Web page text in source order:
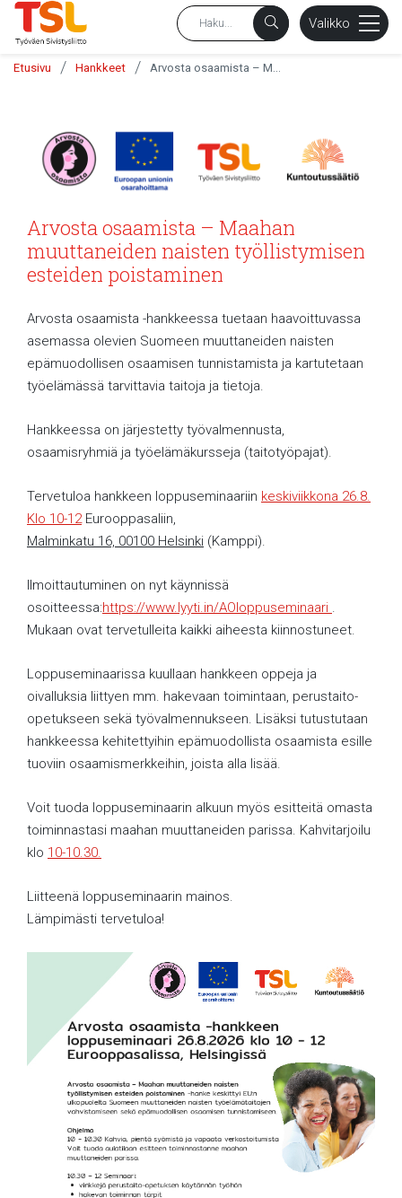
Valikko
Etusivu / Hankkeet /
Arvosta osaamista – Maahan
muuttaneiden naisten työllistymisen
esteiden poistaminen
Arvosta osaamista -hankkeessa tuetaan haavoittuvassa
asemassa olevien Suomeen muuttaneiden naisten
epämuodollisen osaamisen tunnistamista ja kartutetaan
työelämässä tarvittavia taitoja ja tietoja.
Hankkeessa on järjestetty työvalmennusta,
osaamisryhmiä ja työelämäkursseja (taitotyöpajat).
Tervetuloa hankkeen loppuseminaariin keskiviikkona 26.8.
Klo 10-12 Eurooppasaliin,
Malminkatu 16, 00100 Helsinki (Kamppi).
Ilmoittautuminen on nyt käynnissä
osoitteessa:https://www.lyyti.in/AOloppuseminaari
Mukaan ovat tervetulleita kaikki aiheesta kiinnostuneet.
Loppuseminaarissa kuullaan hankkeen oppeja ja
oivalluksia liittyen mm. hakevaan toimintaan, perustaito-
opetukseen sekä työvalmennukseen. Lisäksi tutustutaan
hankkeessa kehitettyihin epämuodollista osaamista esille
tuoviin osaamismerkkeihin, joista alla lisää.
Voit tuoda loppuseminaarin alkuun myös esitteitä omasta
toiminnastasi maahan muuttaneiden parissa. Kahvitarjoilu
klo 10-10.30.
Liitteenä loppuseminaarin mainos.
Lämpimästi tervetuloa!